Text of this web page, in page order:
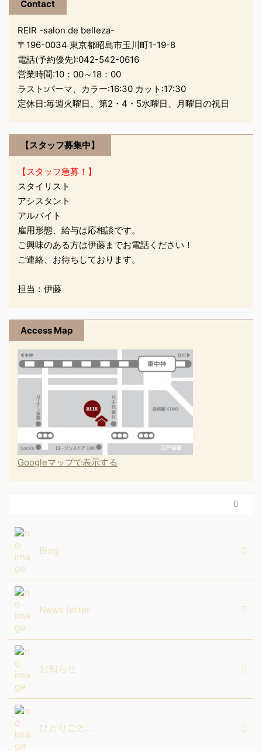
も使 ...
も どんどん載せていこ
うと思ってます(❀╹◡╹)
今日のお客さまは す
っごく綺麗な直毛で い
つもサラサラな髪の毛
を カットしてましたが
久しぶりにパーマかけ
たい!! (•̀ᴗ•́)و ̑̑ とい
Contact
REIR -salon de belleza-
〒196-0034 東京都昭島市玉川町1-19-8
電話(予約優先):042-542-0616
営業時間:10：00～18：00
ラスト:パーマ、カラー:16:30 カット:17:30
定休日:毎週火曜日、第2・4・5水曜日、月曜日の祝日
【スタッフ募集中】
【スタッフ急募！】
スタイリスト
アシスタント
アルバイト
雇用形態、給与は応相談です。
ご興味のある方は伊藤までお電話ください！
ご連絡、お待ちしております。
担当：伊藤
Access Map
Googleマップで表示する
Blog
News letter
お知らせ
ひとりごと…